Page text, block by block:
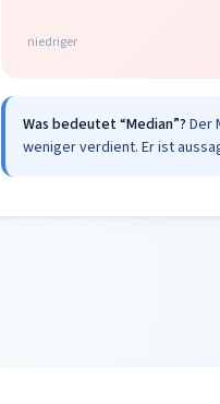
niedriger
Was bedeutet “Median”? Der
weniger verdient. Er ist